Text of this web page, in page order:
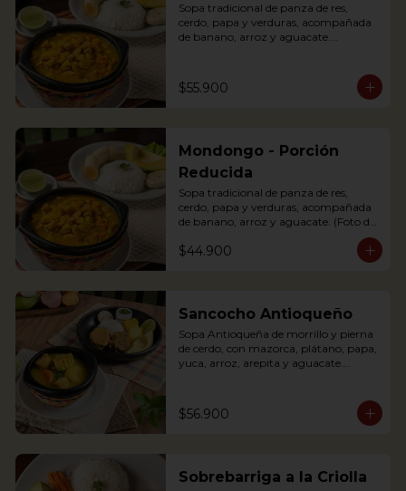
Sopa tradicional de panza de res,
cerdo, papa y verduras, acompañada
de banano, arroz y aguacate.
vegetables. Accompanied with
banana, rice and avocado. You can add
$55.900
Mondongo - Porción
Reducida
Sopa tradicional de panza de res,
cerdo, papa y verduras, acompañada
de banano, arroz y aguacate. (Foto de
Mondongo is a traditional soup with
some lemon and coriander if you wish.
$44.900
Sancocho Antioqueño
Sopa Antioqueña de morrillo y pierna
de cerdo, con mazorca, plátano, papa,
yuca, arroz, arepita y aguacate.
*Disponible solo los fines de semana
(Sábados, domingos y festivos)
accompanied with rice and avocado
$56.900
Sobrebarriga a la Criolla